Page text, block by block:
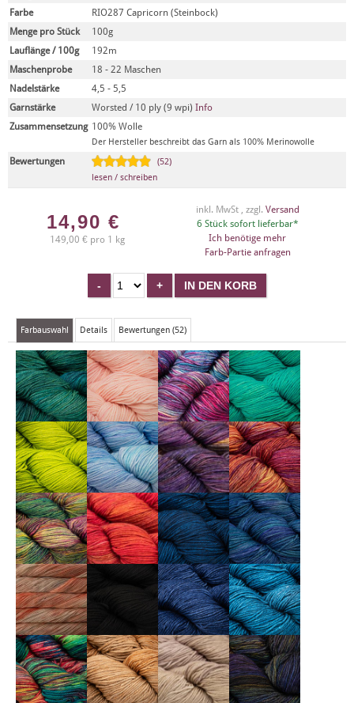
Farbe
RIO287 Capricorn (Steinbock)
Menge pro Stück
100g
Lauflänge / 100g
192m
Maschenprobe
18 - 22 Maschen
Nadelstärke
4,5 - 5,5
Garnstärke
Worsted / 10 ply (9 wpi) Info
Zusammensetzung 100% Wolle
Der Hersteller beschreibt das Garn als 100% Merinowolle
Bewertungen
(52)
lesen / schreiben
14,90 €
149,00 € pro 1 kg
inkl. MwSt , zzgl. Versand
6 Stück sofort lieferbar*
Ich benötige mehr
Farb-Partie anfragen
Farbauswahl Details Bewertungen (52)